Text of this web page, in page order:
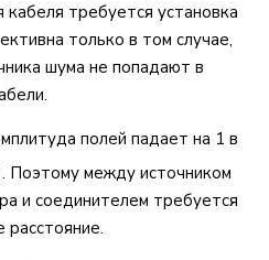
требуется установка
только в том случае,
шума не попадают в
полей падает на 1 в
Поэтому между источником
и соединителем требуется